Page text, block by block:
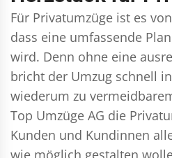
Für Privatumzüge ist es
dass eine umfassende
wird. Denn ohne eine
bricht der Umzug schnell
wiederum zu
Top Umzüge AG die
Kunden und Kundinnen
wie möglich gestalten